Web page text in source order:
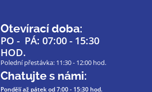
Otevírací doba:
PO - PÁ: 07:00 - 15:30
HOD.
Polední přestávka: 11:30 - 12:00 hod.
Chatujte s námi:
Pondělí až pátekod 7:00 - 15:30 hod.